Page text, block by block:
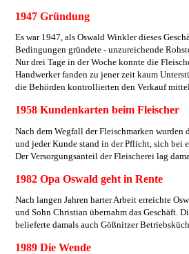
1947 Gründung
Es war 1947, als Oswald Winkler dieses
Bedingungen gründete - unzureichende
Nur drei Tage in der Woche konnte die
Handwerker fanden zu jener zeit kaum
die Behörden kontrollierten den Verkauf
1958 Kundenkarten beim Fleischer
Nach dem Wegfall der Fleischmarken
und jeder Kunde stand in der Pflicht, sich bei
Der Versorgungsanteil der Fleischerei lag
1982 Opa Oswald geht in Rente
Nach langen Jahren harter Arbeit erreichte
und Sohn Christian übernahm das Geschäft.
belieferte damals auch Gößnitzer
1989 Die Wende